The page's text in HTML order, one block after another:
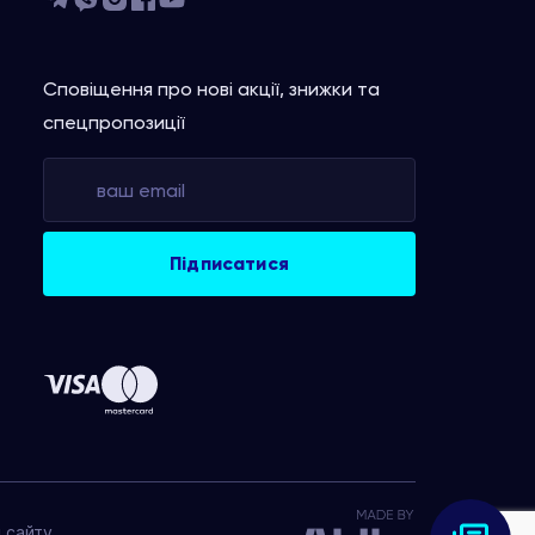
Сповіщення про нові акції, знижки та
спецпропозиції